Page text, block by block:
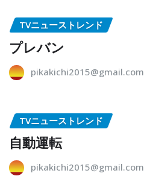
TVニューストレンド
プレバン
pikakichi2015@gmail.com
TVニューストレンド
自動運転
pikakichi2015@gmail.com